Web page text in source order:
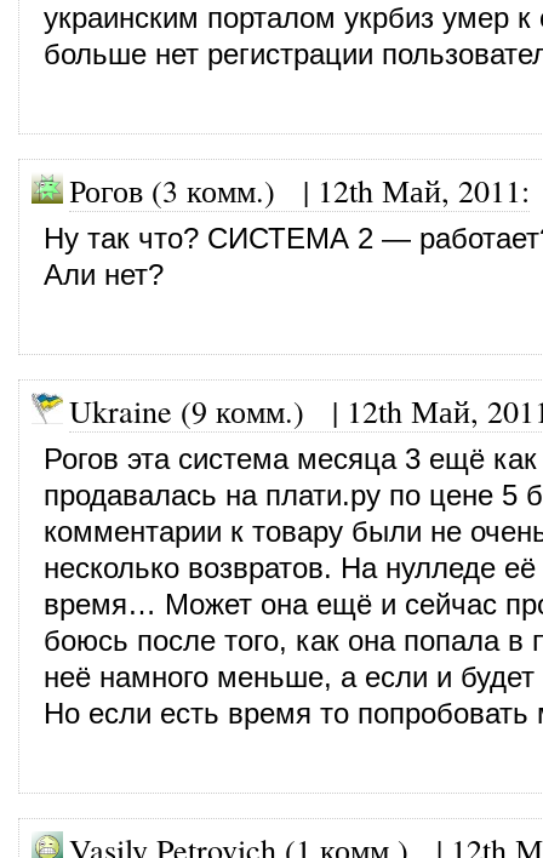
украинским порталом укрбиз умер
больше нет регистрации
Рогов (3 комм.) | 12th Май, 2011:
Ну так что? СИСТЕМА 2 —
Али нет?
Ukraine (9 комм.) | 12th Май,
Рогов эта система месяца 3 ещё как
продавалась на плати.ру по цене 5
комментарии к товару были не
несколько возвратов. На нулледе
время… Может она ещё и сейчас
боюсь после того, как она попала в
неё намного меньше, а если и будет
Но если есть время то
Vasily Petrovich (1 комм.) | 12th